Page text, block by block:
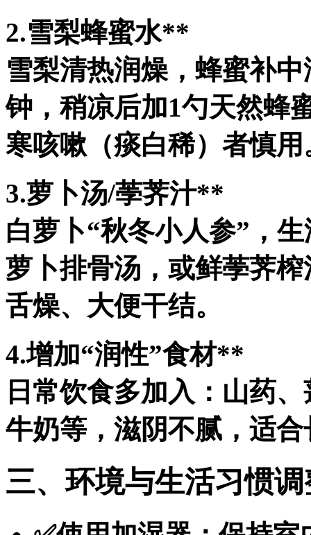
2.雪梨蜂蜜水**
雪梨清热润燥，蜂蜜补
钟，稍凉后加1勺天然蜂
寒咳嗽（痰白稀）者慎用
3.萝卜汤/荸荠汁**
白萝卜“秋冬小人参”，
萝卜排骨汤，或鲜荸荠
舌燥、大便干结。
4.增加“润性”食材**
日常饮食多加入：山药
牛奶等，滋阴不腻，适
三、环境与生活习惯调